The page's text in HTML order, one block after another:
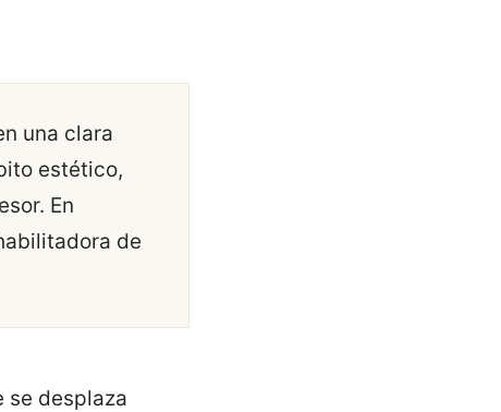
una clara
estético,
En
de
se desplaza